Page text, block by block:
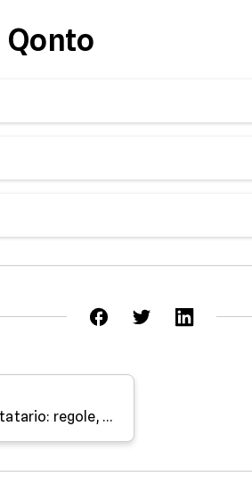
app e piattaforma web.
Conto cointestato e morte di un cointestatario: regole, successione e operatività